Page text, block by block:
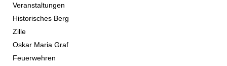
Veranstaltungen
Historisches Berg
Zille
Oskar Maria Graf
Feuerwehren